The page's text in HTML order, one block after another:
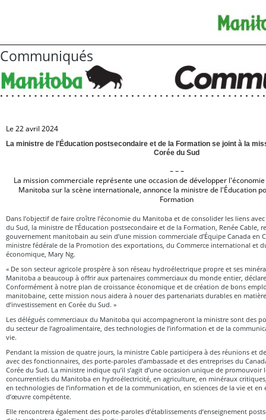
Communiqués
Le 22 avril 2024
La ministre de l'Éducation postsecondaire et de la Formation se joint à la
Corée du Sud
– – –
La mission commerciale représente une occasion de développer
Manitoba sur la scène internationale, annonce la ministre de l'Éducation
Formation
Dans l’objectif de faire croître l’économie du Manitoba et de consolider les liens
du Sud, la ministre de l’Éducation postsecondaire et de la Formation, Renée Cable,
gouvernement manitobain au sein d’une mission commerciale d’Équipe Canada en
ministre fédérale de la Promotion des exportations, du Commerce international et
économique, Mary Ng.
« De son secteur agricole prospère à son réseau hydroélectrique propre et ses
Manitoba a beaucoup à offrir aux partenaires commerciaux du monde entier,
Conformément à notre plan de croissance économique et de création de bons
manitobaine, cette mission nous aidera à nouer des partenariats durables en
d’investissement en Corée du Sud. »
Les délégués commerciaux du Manitoba qui accompagneront la ministre sont des
du secteur de l’agroalimentaire, des technologies de l’information et de la
vie.
Pendant la mission de quatre jours, la ministre Cable participera à des réunions et
avec des fonctionnaires, des porte-paroles d’ambassade et des entreprises du
Corée du Sud. La ministre indique qu’il s’agit d’une occasion unique de promouvoir
concurrentiels du Manitoba en hydroélectricité, en agriculture, en minéraux
en technologies de l’information et de la communication, en sciences de la vie et
d’œuvre compétente.
Elle rencontrera également des porte-paroles d’établissements d’enseignement